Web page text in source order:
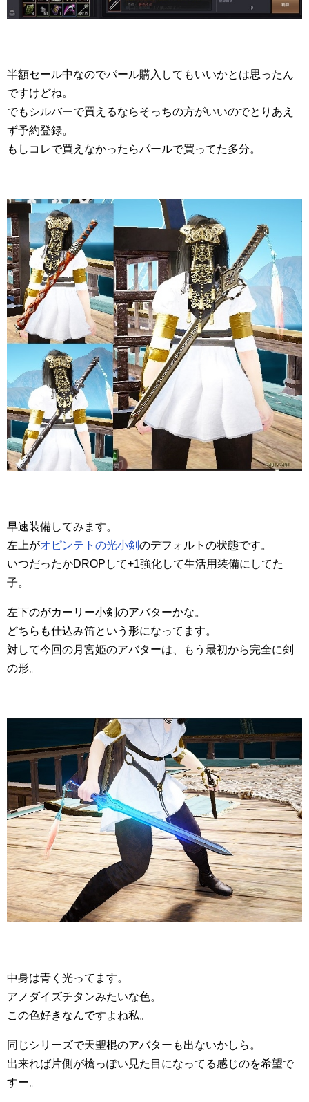
半額セール中なのでパール購入してもいいかとは思ったん
ですけどね。
でもシルバーで買えるならそっちの方がいいのでとりあえ
ず予約登録。
もしコレで買えなかったらパールで買ってた多分。
早速装備してみます。
左上がオピンテトの光小剣 のデフォルトの状態です。
いつだったかDROPして+1強化して生活用装備にしてた
子。
左下のがカーリー小剣のアバターかな。
どちらも仕込み笛という形になってます。
対して今回の月宮姫のアバターは、もう最初から完全に剣
の形。
中身は青く光ってます。
アノダイズチタンみたいな色。
この色好きなんですよね私。
同じシリーズで天聖棍のアバターも出ないかしら。
出来れば片側が槍っぽい見た目になってる感じのを希望で
すー。